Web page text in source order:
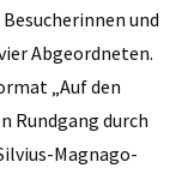
und
Abgeordneten.
„Auf den
Rundgang durch
Magnago-